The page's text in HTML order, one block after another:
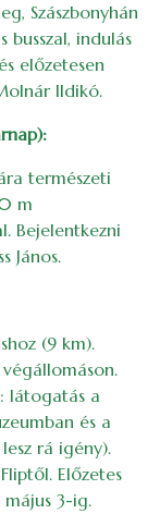
Szászbonyhán
indulás
előzetesen
Ildikó.
természeti
m
Bejelentkezni
János.
(9 km).
: látogatás a
és a
rá igény).
Előzetes
3-ig.